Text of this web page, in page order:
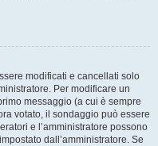
modificati e cancellati solo
Per modificare un
messaggio (a cui è sempre
votato, il sondaggio può essere
e l’amministratore possono
dall’amministratore. Se